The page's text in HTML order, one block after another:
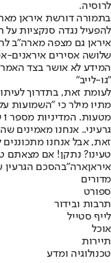
לרוסיה.
בתמורה דורשת איראן
להפעיל נגדה סנקציות על
איראן גם מצפה מארה"ב
שלושה אסירים איראנים-
המידע לא אושר בצד
"גו-לייב"
לעומת זאת, בתדרוך
מתיו מילר כי "השמועות
גרעיני.. אנחנו מאמינים
זאת, אבל אנחנו
טעינו? נתקן! אם
איראןארה"בהסכם הגרעין
מדורים
ספורט
תרבות ובידור
לייף סטייל
אוכל
תיירות
טכנולוגיה ומדע